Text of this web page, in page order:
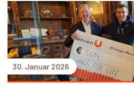
30. Januar 2026